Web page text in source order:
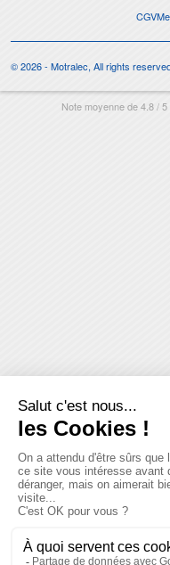
CGV
© 2026 - Motralec, All rights
Note moyenne de4.8/5